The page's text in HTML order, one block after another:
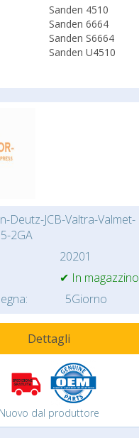
Sanden 4510
Sanden 6664
Sanden S6664
Sanden U4510
Deutz-JCB-Valtra-Valmet-
2GA
20201
✔ In magazzino
5Giorno
Dettagli
Nuovo dal produttore